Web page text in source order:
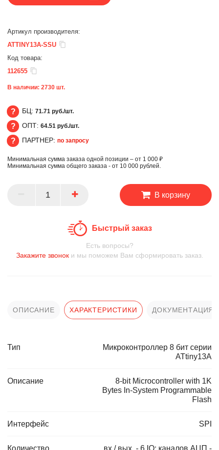
Артикул производителя:
ATTINY13A-SSU
Код товара:
112655
В наличии: 2730 шт.
БЦ
БЦ: 71.71 руб./шт.
ОПТ
ОПТ: 64.51 руб./шт.
ПАРТНЕР
ПАРТНЕР: по запросу
Минимальная сумма заказа одной позиции – от 1 000 ₽
Минимальная сумма общего заказа - от 10 000 рублей.
В корзину
Быстрый заказ
Есть вопросы?
Закажите звоноки мы поможем Вам сформировать заказ.
ОПИСАНИЕ ХАРАКТЕРИСТИКИ ДОКУМЕНТАЦИЯ
Тип
Микроконтроллер 8 бит серии
ATtiny13A
Описание
8-bit Microcontroller with 1K
Bytes In-System Programmable
Flash
Интерфейс SPI
Количество вх./ вых. - 6 IO; каналов АЦП -